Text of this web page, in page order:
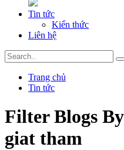
Tin tức
Kiến thức
Liên hệ
Trang chủ
Tin tức
Filter Blogs
giat tham